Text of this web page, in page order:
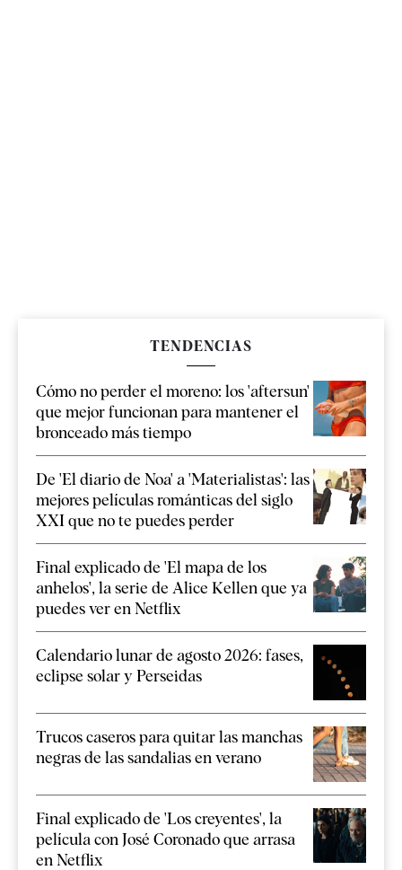
TENDENCIAS
Cómo no perder el moreno: los 'aftersun'
que mejor funcionan para mantener el
bronceado más tiempo
De 'El diario de Noa' a 'Materialistas': las
mejores películas románticas del siglo
XXI que no te puedes perder
Final explicado de 'El mapa de los
anhelos', la serie de Alice Kellen que ya
puedes ver en Netflix
Calendario lunar de agosto 2026: fases,
eclipse solar y Perseidas
Trucos caseros para quitar las manchas
negras de las sandalias en verano
Final explicado de 'Los creyentes', la
película con José Coronado que arrasa
en Netflix